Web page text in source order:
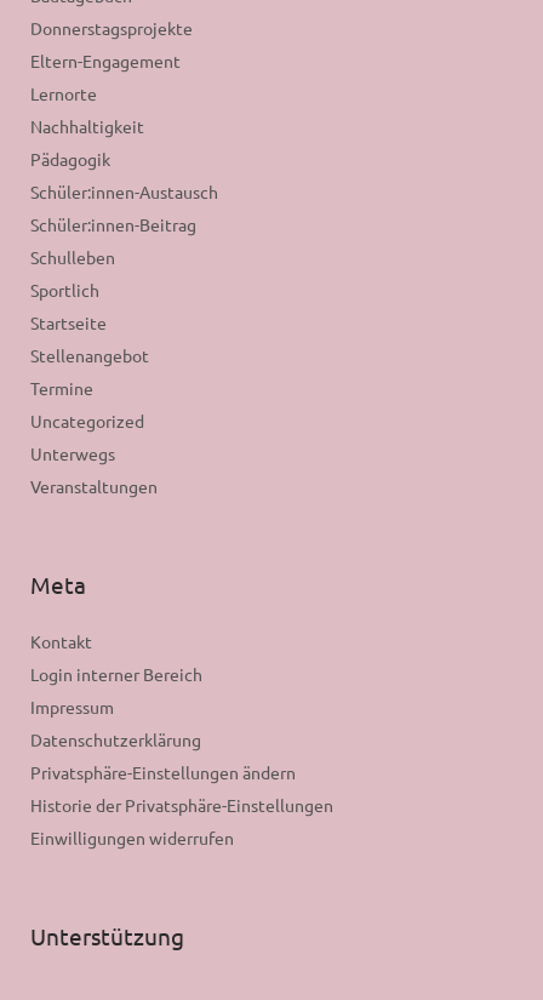
Donnerstagsprojekte
Eltern-Engagement
Lernorte
Nachhaltigkeit
Pädagogik
Schüler:innen-Austausch
Schüler:innen-Beitrag
Schulleben
Sportlich
Startseite
Stellenangebot
Termine
Uncategorized
Unterwegs
Veranstaltungen
Meta
Kontakt
Login interner Bereich
Impressum
Datenschutzerklärung
Privatsphäre-Einstellungen ändern
Historie der Privatsphäre-Einstellungen
Einwilligungen widerrufen
Unterstützung